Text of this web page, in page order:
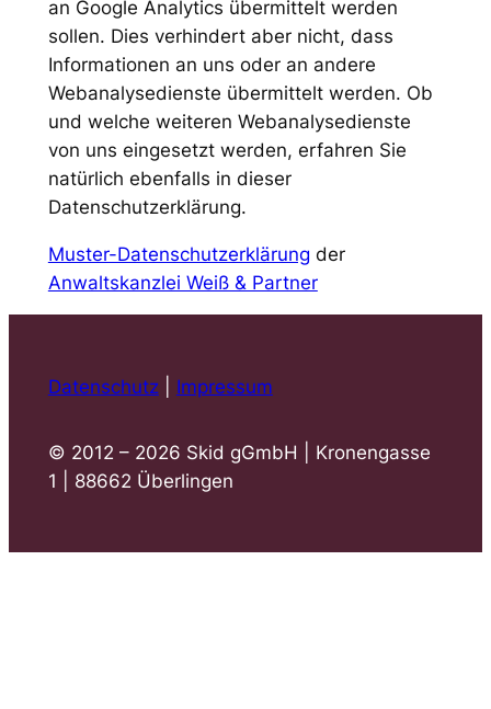
an Google Analytics übermittelt werden
sollen. Dies verhindert aber nicht, dass
Informationen an uns oder an andere
Webanalysedienste übermittelt werden. Ob
und welche weiteren Webanalysedienste
von uns eingesetzt werden, erfahren Sie
natürlich ebenfalls in dieser
Datenschutzerklärung.
Muster-Datenschutzerklärung der
Anwaltskanzlei Weiß & Partner
Datenschutz| Impressum
© 2012 – 2026 Skid gGmbH | Kronengasse
1 | 88662 Überlingen